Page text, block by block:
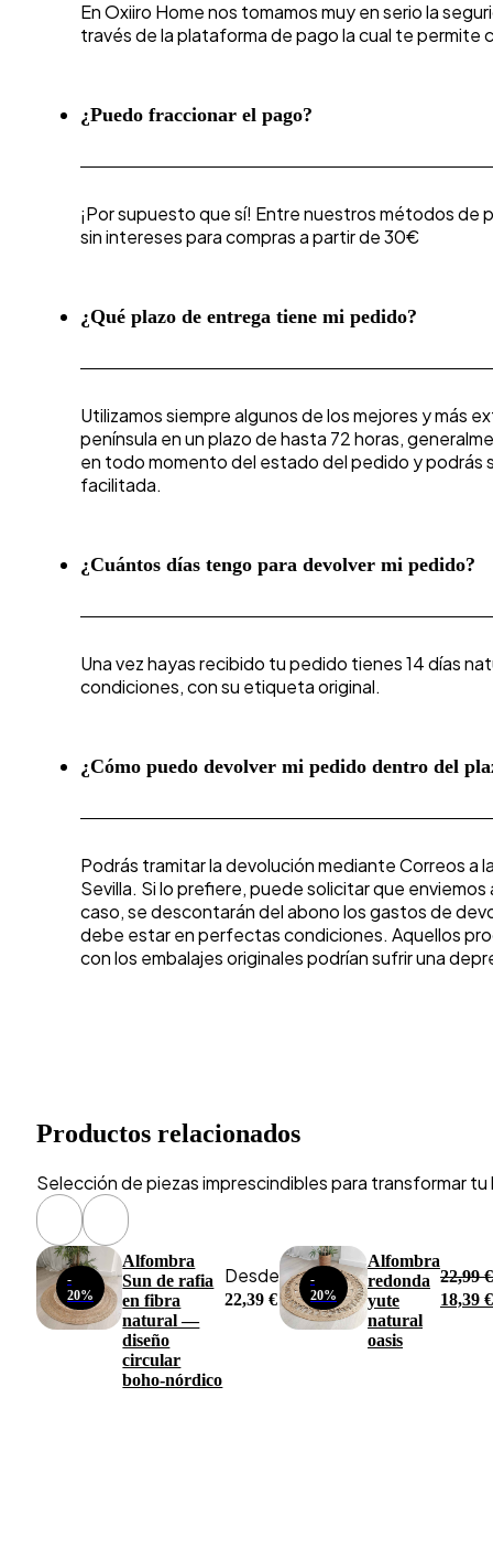
En Oxiiro Home nos tomamos muy en serio la
través de la plataforma de pago la cual te
¿Puedo fraccionar el pago?
¡Por supuesto que sí! Entre nuestros métodos de
sin intereses para compras a partir de 30€
¿Qué plazo de entrega tiene mi pedido?
Utilizamos siempre algunos de los mejores y más
península en un plazo de hasta 72 horas,
en todo momento del estado del pedido y
facilitada.
¿Cuántos días tengo para devolver mi pedido?
Una vez hayas recibido tu pedido tienes 14 días
condiciones, con su etiqueta original.
¿Cómo puedo devolver mi pedido dentro del
Podrás tramitar la devolución mediante Correos a
Sevilla. Si lo prefiere, puede solicitar que
caso, se descontarán del abono los gastos de
debe estar en perfectas condiciones. Aquellos
con los embalajes originales podrían sufrir una
Productos relacionados
Selección de piezas imprescindibles para transformar
-
20%
Alfombra
Sun de rafia
en fibra
natural —
diseño
circular
boho‑nórdico
Desde
22,39 €
-
20%
Alfombra
redonda
yute
natural
oasis
22,99€
El
18,39 €